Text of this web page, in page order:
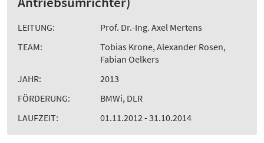
LEITUNG:
Prof. Dr.-Ing. Axel Mertens
TEAM:
Tobias Krone, Alexander Rosen,
Fabian Oelkers
JAHR:
2013
FÖRDERUNG:
BMWi, DLR
LAUFZEIT:
01.11.2012 - 31.10.2014